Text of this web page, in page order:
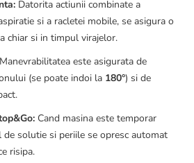
Datorita actiunii combinate a
si a racletei mobile, se asigura o
chiar si in timpul virajelor.
Manevrabilitatea este asigurata de
(se poate indoi la 180°) si de
Cand masina este temporar
de solutie si periile se opresc automat
risipa.